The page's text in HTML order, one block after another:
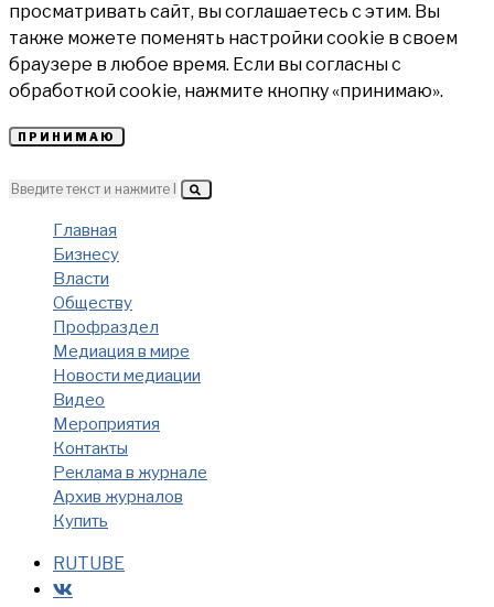
просматривать сайт, вы соглашаетесь с этим. Вы
также можете поменять настройки cookie в своем
браузере в любое время. Если вы согласны с
обработкой cookie, нажмите кнопку «принимаю».
ПРИНИМАЮ
Главная
Бизнесу
Власти
Обществу
Профраздел
Медиация в мире
Новости медиации
Видео
Мероприятия
Контакты
Реклама в журнале
Архив журналов
Купить
RUTUBE